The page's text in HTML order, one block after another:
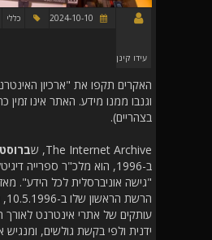
עידו קינן
כללי
האקרים תקפו את "ארכיון
בצהריים).
The Internet Archive, ש
ב-1996, הוא מלכ"ר ספרייה
"גישה אוניברסלית לכל הידע".
עותקים של אתרי אינטרנט לאורך
ידנית ולפי בקשת גולשים, ומנגיש